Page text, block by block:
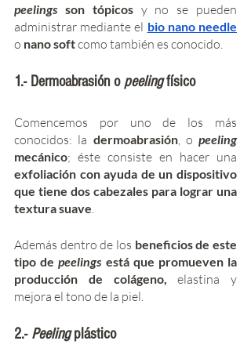
peelings son tópicos y no se pueden
administrar mediante el bio nano needle
o nano soft como también es conocido.
1.- Dermoabrasión o peeling físico
Comencemos por uno de los más
conocidos: la dermoabrasión, o
mecánico
exfoliación con ayuda de un dispositivo
que tiene dos cabezales para lograr una
textura suave
Además dentro de los beneficios de este
tipo de peelings está que promueven la
producción de colágeno, elastina y
mejora el tono de la piel.
2.- Peeling plástico